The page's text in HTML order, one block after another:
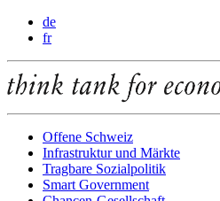
de
fr
Offene Schweiz
Infrastruktur und Märkte
Tragbare Sozialpolitik
Smart Government